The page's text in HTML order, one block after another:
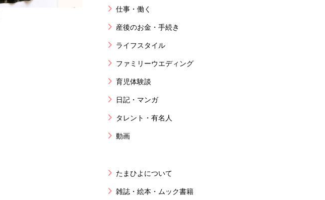
仕事・働く
産後のお金・手続き
ライフスタイル
ファミリーウエディング
育児体験談
日記・マンガ
タレント・有名人
動画
たまひよについて
雑誌・絵本・ムック書籍